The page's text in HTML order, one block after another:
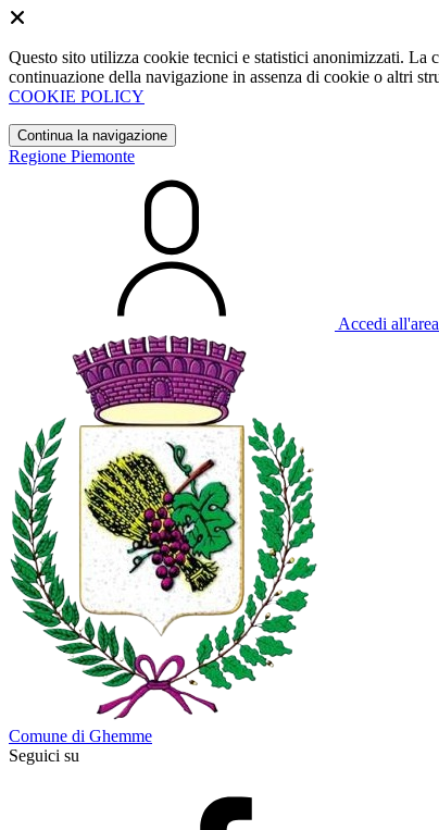
Questo sito utilizza cookie tecnici e statistici anonimizzati. La
continuazione della navigazione in assenza di cookie o altri
COOKIE POLICY
Continua la navigazione
Regione Piemonte
Accedi
Comune di Ghemme
Seguici su